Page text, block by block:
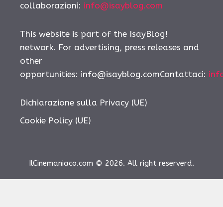
collaborazioni: info@isayblog.com
This website is part of the IsayBlog!
network. For advertising, press releases and
other
opportunities: info@isayblog.comContattaci:
Dichiarazione sulla Privacy (UE)
Cookie Policy (UE)
IlCinemaniaco.com © 2026. All right reserverd.